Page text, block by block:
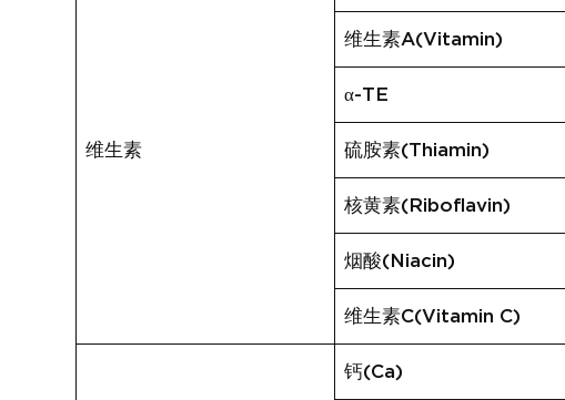
维生素
维生素A(Vitamin)
α-TE
硫胺素(Thiamin)
核黄素(Riboflavin)
烟酸(Niacin)
维生素C(Vitamin C)
钙(Ca)